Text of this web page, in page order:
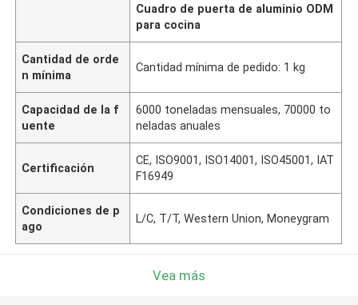
Cuadro de puerta de aluminio ODM
para cocina
Cantidad de orde
n mínima
Cantidad mínima de pedido: 1 kg
Capacidad de la f
uente
6000 toneladas mensuales, 70000 to
neladas anuales
Certificación
CE, ISO9001, ISO14001, ISO45001, IAT
F16949
Condiciones de p
ago
L/C, T/T, Western Union, Moneygram
Vea más